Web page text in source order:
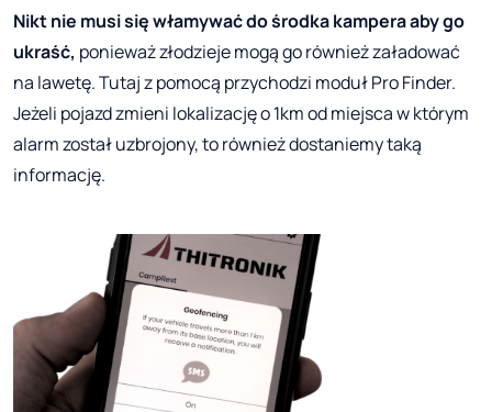
Nikt nie musi się włamywać do środka kampera aby go
ukraść, ponieważ złodzieje mogą go również załadować
na lawetę. Tutaj z pomocą przychodzi moduł Pro Finder.
Jeżeli pojazd zmieni lokalizację o 1km od miejsca w którym
alarm został uzbrojony, to również dostaniemy taką
informację.